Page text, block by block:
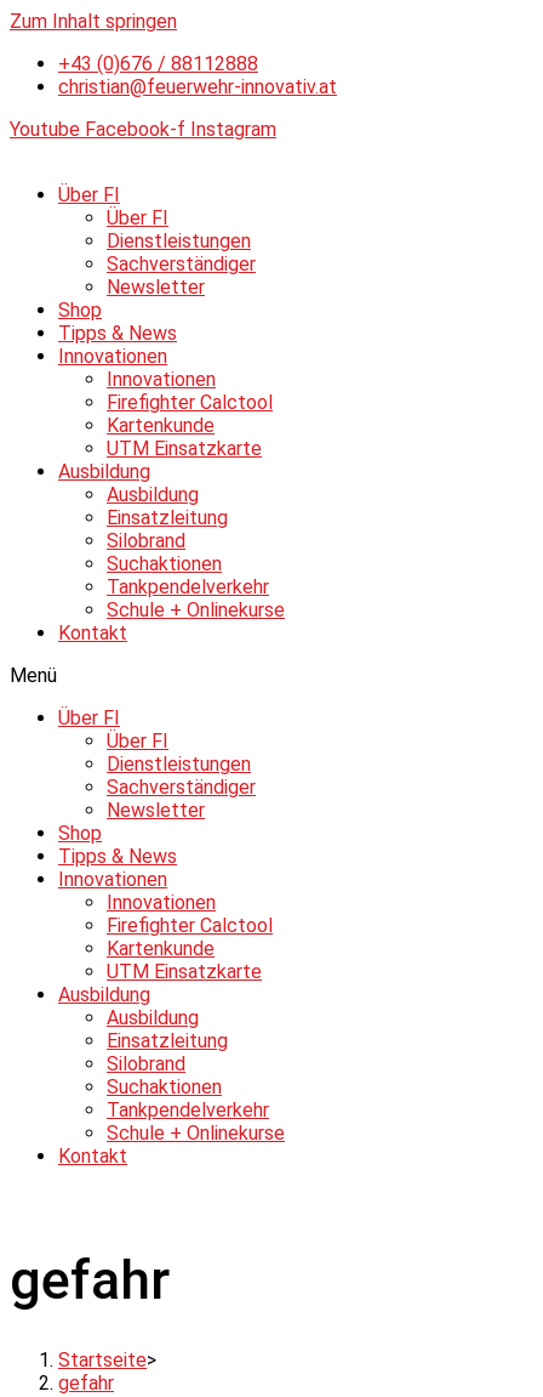
Zum Inhalt springen
+43 (0)676 / 88112888
christian@feuerwehr-innovativ.at
Youtube Facebook-f Instagram
Über FI
Über FI
Dienstleistungen
Sachverständiger
Newsletter
Shop
Tipps & News
Innovationen
Innovationen
Firefighter Calctool
Kartenkunde
UTM Einsatzkarte
Ausbildung
Ausbildung
Einsatzleitung
Silobrand
Suchaktionen
Tankpendelverkehr
Schule + Onlinekurse
Kontakt
Menü
Über FI
Über FI
Dienstleistungen
Sachverständiger
Newsletter
Shop
Tipps & News
Innovationen
Innovationen
Firefighter Calctool
Kartenkunde
UTM Einsatzkarte
Ausbildung
Ausbildung
Einsatzleitung
Silobrand
Suchaktionen
Tankpendelverkehr
Schule + Onlinekurse
Kontakt
gefahr
Startseite>
gefahr